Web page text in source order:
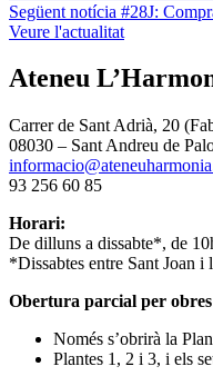
d'entrades
Següent notícia #28J:
Veure l'actualitat
Ateneu
Carrer de Sant Adrià, 20
08030 – Sant Andreu de
93 256 60 85
Horari:
De dilluns a dissabte*, de
*Dissabtes entre Sant Joan i
Obertura parcial per
Només s’obrirà la
Plantes 1, 2 i 3, i els